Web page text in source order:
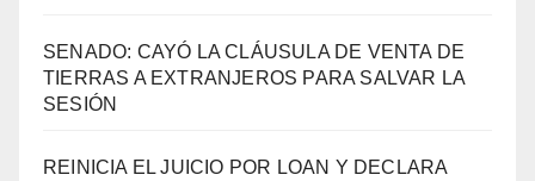
SENADO: CAYÓ LA CLÁUSULA DE VENTA DE
TIERRAS A EXTRANJEROS PARA SALVAR LA
SESIÓN
REINICIA EL JUICIO POR LOAN Y DECLARA